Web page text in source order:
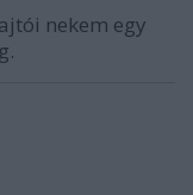
nekem egy